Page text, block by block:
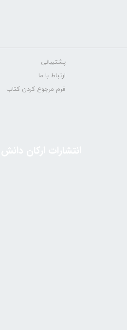
پشتیبانی
ارتباط با ما
فرم مرجوع کردن کتاب